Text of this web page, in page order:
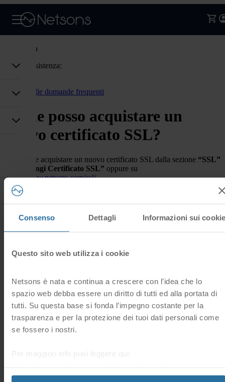
Consenso Dettagli Informazioni sui cookie
Questo sito web utilizza i cookie
Netsons è nata e continua a crescere con l’idea che lo
spazio web debba essere un diritto di tutti ed alla portata di
tutti. Su questa base si fonda l’impegno costante per la
trasparenza e per la protezione dei tuoi dati personali come
se fossero i nostri.
Per maggiori info puoi leggere qui:
Assistenza
Codice assistenza:
Torna alle domande frequenti
Come posso acquistare un
nuovo certificato SSL?
È possibile acquistare un nuovo certificato SSL dalla sezione “SSL”
> “Aggiungi Certificato SSL” oppure su
https://www.netsons.com/ssl/
Certificati SSL, acquisto
Hai trovato
utile questa
Sì No
Dove posso trovare i miei certificati SSL nell’Area
Clienti?
Trovi l’elenco dei tuoi certificati SSL di sicurezza nella
sezione “SSL” della tua Area Clienti.
“SSL” della tua Area Clienti.